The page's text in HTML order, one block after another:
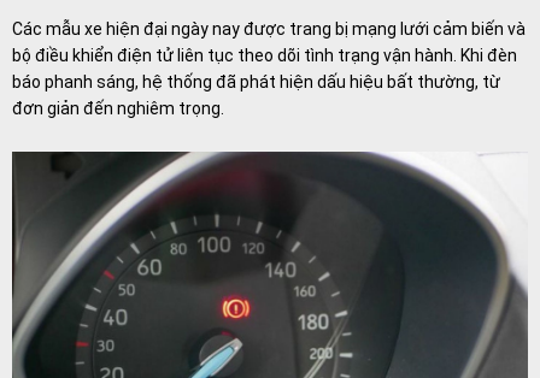
Các mẫu xe hiện đại ngày nay được trang bị mạng lưới cảm biến và
bộ điều khiển điện tử liên tục theo dõi tình trạng vận hành. Khi đèn
báo phanh sáng, hệ thống đã phát hiện dấu hiệu bất thường, từ
đơn giản đến nghiêm trọng.